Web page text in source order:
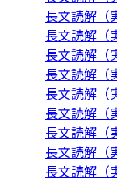
長文読解（
長文読解（
長文読解（
長文読解（
長文読解（
長文読解（
長文読解（
長文読解（
長文読解（